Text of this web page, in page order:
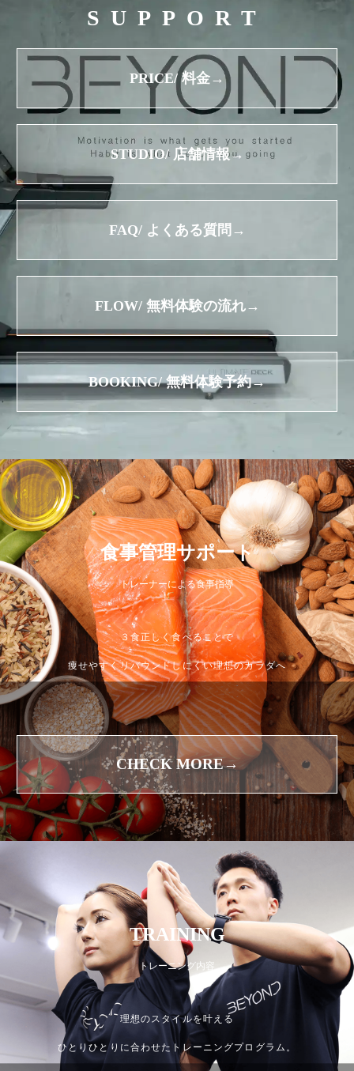
SUPPORT
PRICE/ 料金→
STUDIO/ 店舗情報→
FAQ/ よくある質問→
FLOW/ 無料体験の流れ→
BOOKING/ 無料体験予約→
食事管理サポート
トレーナーによる食事指導
３食正しく食べることで
痩せやすくリバウンドしにくい理想のカラダへ
CHECK MORE→
TRAINING
トレーニング内容
理想のスタイルを叶える
ひとりひとりに合わせたトレーニングプログラム。